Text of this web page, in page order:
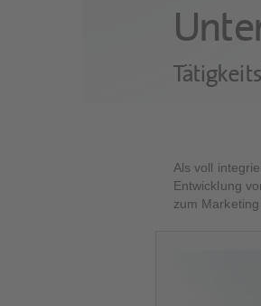
Als voll
Entwicklung
zum